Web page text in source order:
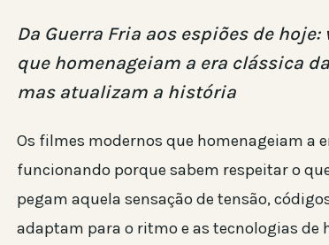
Da Guerra Fria aos espiões de
que homenageiam a era clássica
mas atualizam a história
Os filmes modernos que homenageiam a
funcionando porque sabem respeitar o
pegam aquela sensação de tensão,
adaptam para o ritmo e as tecnologias de